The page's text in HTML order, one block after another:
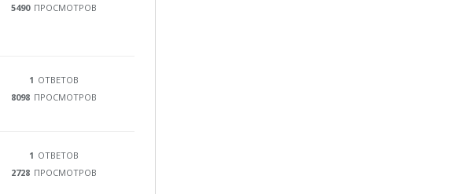
5490 ПРОСМОТРОВ
1 ОТВЕТОВ
8098 ПРОСМОТРОВ
1 ОТВЕТОВ
2728 ПРОСМОТРОВ